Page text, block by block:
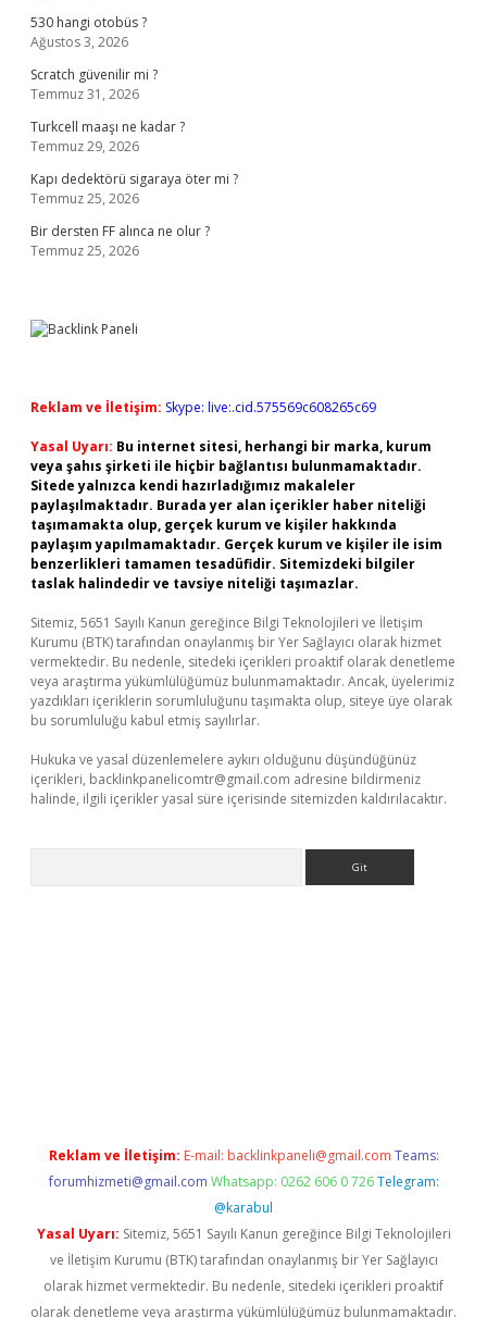
530 hangi otobüs ?
Ağustos 3, 2026
Scratch güvenilir mi ?
Temmuz 31, 2026
Turkcell maaşı ne kadar ?
Temmuz 29, 2026
Kapı dedektörü sigaraya öter mi ?
Temmuz 25, 2026
Bir dersten FF alınca ne olur ?
Temmuz 25, 2026
Reklam ve İletişim: Skype: live:.cid.575569c608265c69
Yasal Uyarı: Bu internet sitesi, herhangi bir marka, kurum
veya şahıs şirketi ile hiçbir bağlantısı bulunmamaktadır.
Sitede yalnızca kendi hazırladığımız makaleler
paylaşılmaktadır. Burada yer alan içerikler haber niteliği
taşımamakta olup, gerçek kurum ve kişiler hakkında
paylaşım yapılmamaktadır. Gerçek kurum ve kişiler ile isim
benzerlikleri tamamen tesadüfidir. Sitemizdeki bilgiler
taslak halindedir ve tavsiye niteliği taşımazlar.
Sitemiz, 5651 Sayılı Kanun gereğince Bilgi Teknolojileri ve İletişim
Kurumu (BTK) tarafından onaylanmış bir Yer Sağlayıcı olarak hizmet
vermektedir. Bu nedenle, sitedeki içerikleri proaktif olarak denetleme
veya araştırma yükümlülüğümüz bulunmamaktadır. Ancak, üyelerimiz
yazdıkları içeriklerin sorumluluğunu taşımakta olup, siteye üye olarak
bu sorumluluğu kabul etmiş sayılırlar.
Hukuka ve yasal düzenlemelere aykırı olduğunu düşündüğünüz
içerikleri, backlinkpanelicomtr@gmail.com adresine bildirmeniz
halinde, ilgili içerikler yasal süre içerisinde sitemizden kaldırılacaktır.
Reklam ve İletişim: E-mail: backlinkpaneli@gmail.com Teams:
forumhizmeti@gmail.com Whatsapp: 0262 606 0 726 Telegram:
@karabul
Yasal Uyarı: Sitemiz, 5651 Sayılı Kanun gereğince Bilgi Teknolojileri
ve İletişim Kurumu (BTK) tarafından onaylanmış bir Yer Sağlayıcı
olarak hizmet vermektedir. Bu nedenle, sitedeki içerikleri proaktif
olarak denetleme veya araştırma yükümlülüğümüz bulunmamaktadır.